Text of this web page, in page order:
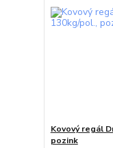
Kovový regál
pozink